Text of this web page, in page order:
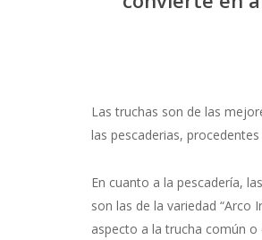
Las truchas son de las
las pescaderias,
En cuanto a la pescadería,
son las de la variedad “Arco
aspecto a la trucha común o